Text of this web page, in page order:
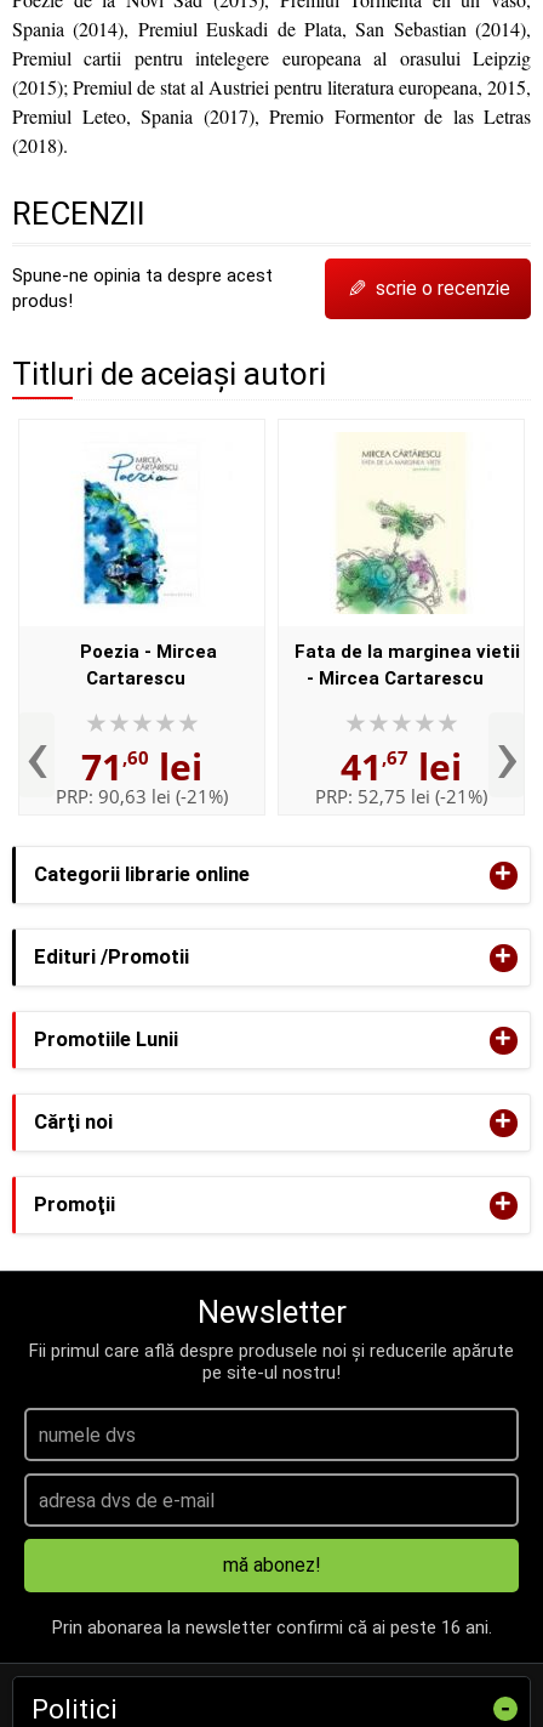
Categorii librarie online +
Edituri /Promotii +
Spania (2014), Premiul Euskadi de Plata, San Sebastian (2014),
Premiul cartii pentru intelegere europeana al orasului Leipzig
(2015); Premiul de stat al Austriei pentru literatura europeana, 2015,
Premiul Leteo, Spania (2017), Premio Formentor de las Letras
(2018).
RECENZII
Spune-ne opinia ta despre acest
produs!
✎ scrie o recenzie
Titluri de aceiași autori
‹
Poezia - Mircea
Cartarescu
71 ,60 lei
PRP: 90,63 lei (-21%)
Fata de la marginea vietii
- Mircea Cartarescu
41 ,67 lei
PRP: 52,75 lei (-21%) ›
Promotiile Lunii +
Cărţi noi +
Promoţii +
Newsletter
Fii primul care află despre produsele noi și reducerile apărute
pe site-ul nostru!
mă abonez!
Prin abonarea la newsletter confirmi că ai peste 16 ani.
Politici -